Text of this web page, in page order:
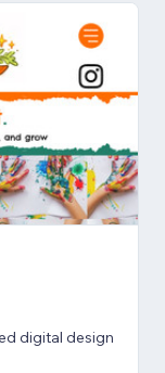
digital design